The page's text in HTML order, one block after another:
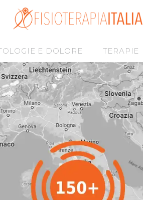
E DOLORE TERAPIE